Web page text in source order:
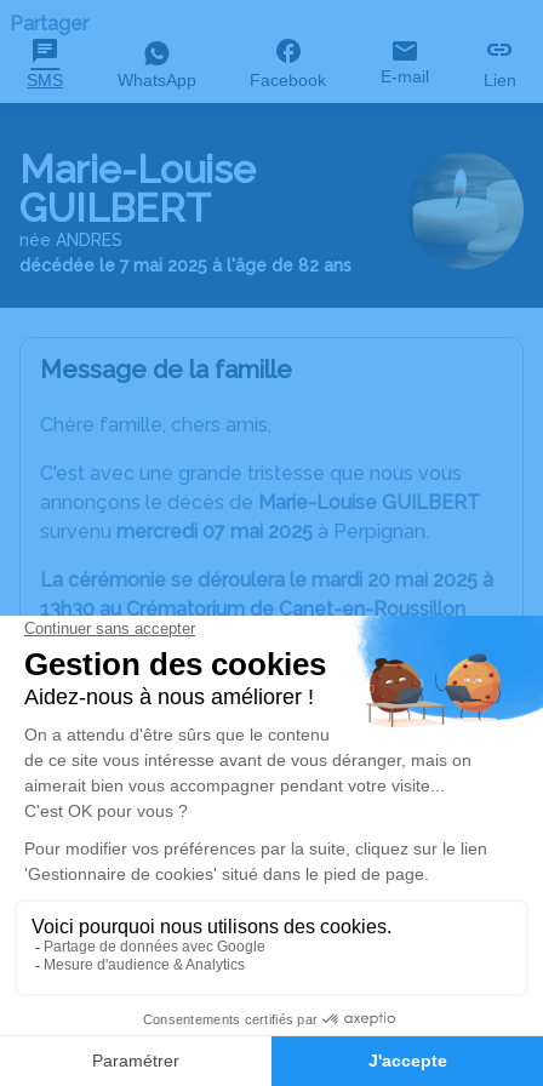
Faire-part Hommages
Partager
SMS WhatsApp Facebook E-mail Lien
Marie-Louise
GUILBERT
née ANDRES
décédée le 7 mai 2025 à l'âge de 82 ans
Message de la famille
Chère famille, chers amis,
C'est avec une grande tristesse que nous vous
annonçons le décès de Marie-Louise GUILBERT
survenu mercredi 07 mai 2025 à Perpignan.
La cérémonie se déroulera le mardi 20 mai 2025 à
13h30 au Crématorium de Canet-en-Roussillon
situé au 196 Avenue de Perpignan (66140 Canet-
en-Roussillon)
Amis et proches pourront se recueillir auprès d'elle
le Lundi 19 Mai dès 14h30 en la Maison funéraire
de Saint-Laurent-de-la-Salanque (66250) au 2 rue
Gustave Eiffel.
Nous vous invitons à utiliser cet espace pour
laisser vos condoléances, partager des photos
à travers des poèmes ou des textes. Cet endroit
est un lieu d'expression dédié à honorer la
Un service de plantation d’arbre hommage est